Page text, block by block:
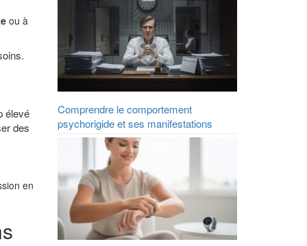
ou à
élevé
des
en
Comprendre le comportement
psychorigide et ses manifestations